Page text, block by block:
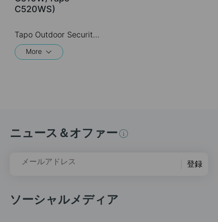
C520WS)
Tapo Outdoor Security Wi-Fi Camera is a full-featured weatherproof security camera that you can access from anywhere. High resolution videos deliver crystal-clear images while smart motion detection and instant notifications make sure you never miss a thing. Moreover, the automatic siren system will trigger light and sound to frighten away unwanted visitors after the camera detects motion. Finally local storage with a microSD card provides security, convenience, and peace of mind. Day or night, rain or shine, the Tapo camera protects what you love most.
More
ニュース＆オファー
メールアドレス 登録
ソーシャルメディア